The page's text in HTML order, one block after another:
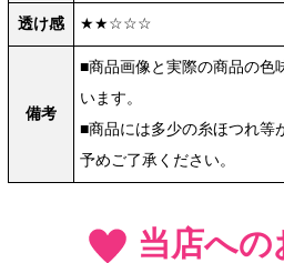
透け感 ★★☆☆☆
備考
■商品画像と実際の商品の色
います。
■商品には多少の糸ほつれ等
予めご了承ください。
当店への